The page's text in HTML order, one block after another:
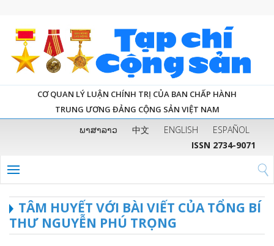
CƠ QUAN LÝ LUẬN CHÍNH TRỊ CỦA BAN CHẤP HÀNH
TRUNG ƯƠNG ĐẢNG CỘNG SẢN VIỆT NAM
ພາສາລາວ 中文 ENGLISH
ESPAÑOL
ISSN 2734-9071
TÂM HUYẾT VỚI BÀI VIẾT CỦA TỔNG BÍ
THƯ NGUYỄN PHÚ TRỌNG